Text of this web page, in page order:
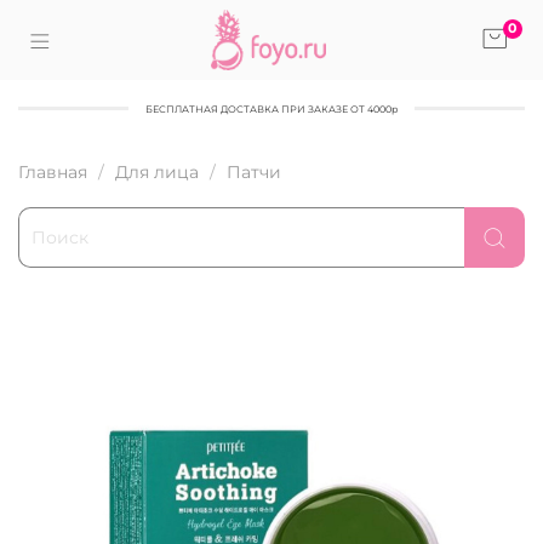
0
БЕСПЛАТНАЯ ДОСТАВКА ПРИ ЗАКАЗЕ ОТ 4000р
Главная Для лица Патчи